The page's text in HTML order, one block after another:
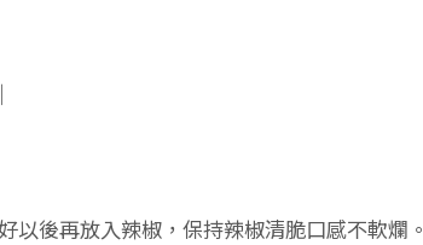
後再放入辣椒，保持辣椒清脆口感不軟爛。